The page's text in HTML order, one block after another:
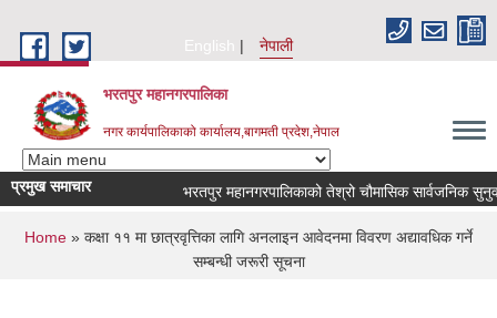
English
नेपाली
भरतपुर महानगरपालिका
नगर कार्यपालिकाको कार्यालय,बागमती प्रदेश,नेपाल
प्रमुख समाचार भरतपुर महानगरपालिकाको तेश्रो चौमासिक सार्वजनिक सुनुवाई
You are here
Home » कक्षा ११ मा छात्रवृत्तिका लागि अनलाइन आवेदनमा विवरण अद्यावधिक गर्ने
सम्बन्धी जरूरी सूचना